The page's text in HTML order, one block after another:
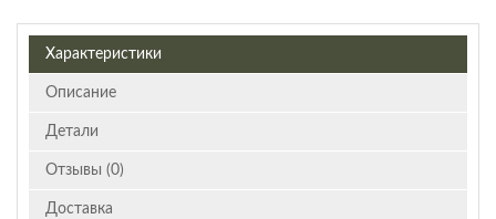
Характеристики
Описание
Детали
Отзывы (0)
Доставка